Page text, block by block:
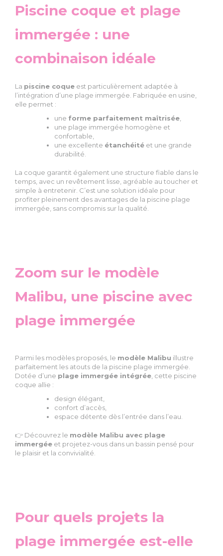
Piscine coque et plage
immergée : une
combinaison idéale
La piscine coque est particulièrement adaptée à
l’intégration d’une plage immergée. Fabriquée en usine,
elle permet :
une forme parfaitement maîtrisée
une plage immergée homogène et
confortable,
une excellente étanchéité et une grande
durabilité.
La coque garantit également une structure fiable dans le
temps, avec un revêtement lisse, agréable au toucher et
simple à entretenir. C’est une solution idéale pour
profiter pleinement des avantages de la piscine plage
immergée, sans compromis sur la qualité.
Zoom sur le modèle
Malibu, une piscine avec
plage immergée
Parmi les modèles proposés, le modèle Malibu illustre
parfaitement les atouts de la piscine plage immergée.
Dotée d’une plage immergée intégrée , cette piscine
coque allie :
design élégant,
confort d’accès,
espace détente dès l’entrée dans l’eau.
👉 Découvrez le modèle Malibu avec plage
immergée et projetez-vous dans un bassin pensé pour
le plaisir et la convivialité.
Pour quels projets la
plage immergée est-elle